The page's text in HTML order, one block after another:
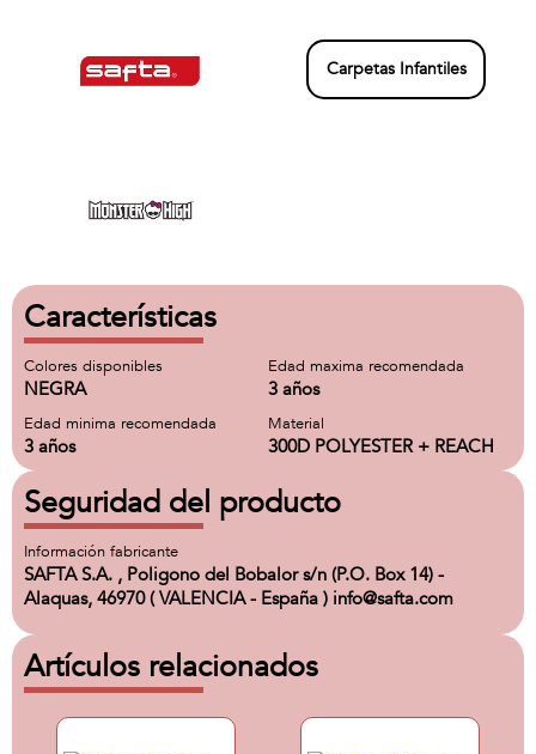
Carpetas Infantiles
Características
Colores disponibles
NEGRA
Edad maxima recomendada
3 años
Edad minima recomendada
3 años
Material
300D POLYESTER + REACH
Seguridad del producto
Información fabricante
SAFTA S.A. , Poligono del Bobalor s/n (P.O. Box 14) -
Alaquas, 46970 ( VALENCIA - España ) info@safta.com
Artículos relacionados